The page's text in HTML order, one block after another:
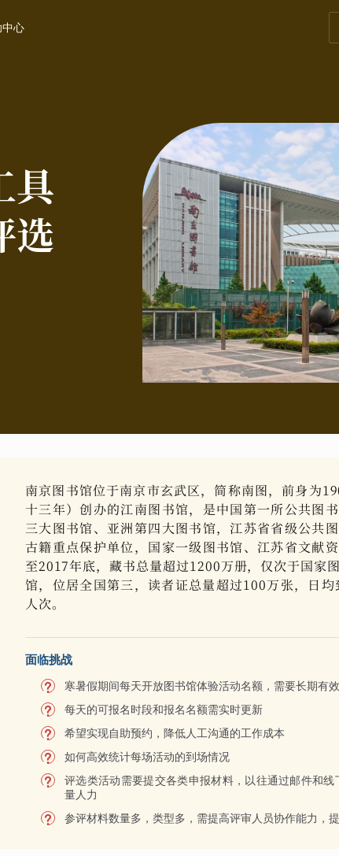
心
具
选
南京图书馆位于南京市玄武区，简称南图，前身为
十三年）创办的江南图书馆，是中国第一所公共图
三大图书馆、亚洲第四大图书馆，江苏省省级公共
古籍重点保护单位，国家一级图书馆、江苏省文献
至2017年底，藏书总量超过1200万册，仅次于国家
馆，位居全国第三，读者证总量超过100万张，日
人次。
面临挑战
寒暑假期间每天开放图书馆体验活动名额，需要长期有
每天的可报名时段和报名名额需实时更新
希望实现自助预约，降低人工沟通的工作成本
如何高效统计每场活动的到场情况
评选类活动需要提交各类申报材料，以往通过邮件和
量人力
参评材料数量多，类型多，需提高评审人员协作能力，